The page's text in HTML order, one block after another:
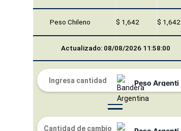
Peso Chileno $ 1,642 $ 1,642
Actualizado: 08/08/2026 11:58:00